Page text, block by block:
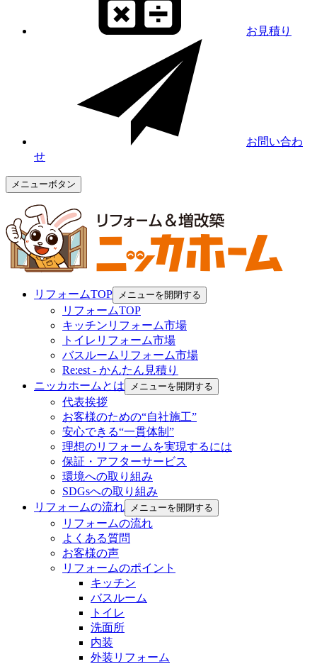
お見積り
お問い合わ
せ
メニューボタン
リフォームTOP メニューを開閉する
リフォームTOP
キッチンリフォーム市場
トイレリフォーム市場
バスルームリフォーム市場
Re:est - かんたん見積り
ニッカホームとは
メニューを開閉する
代表挨拶
お客様のための“自社施工”
安心できる“一貫体制”
理想のリフォームを実現するには
保証・アフターサービス
環境への取り組み
SDGsへの取り組み
リフォームの流れ
メニューを開閉する
リフォームの流れ
よくある質問
お客様の声
リフォームのポイント
キッチン
バスルーム
トイレ
洗面所
内装
外装リフォーム